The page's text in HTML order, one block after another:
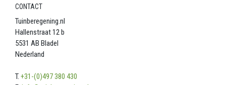
CONTACT
Tuinberegening.nl
Hallenstraat 12 b
5531 AB Bladel
Nederland
T. +31-(0)497 380 430